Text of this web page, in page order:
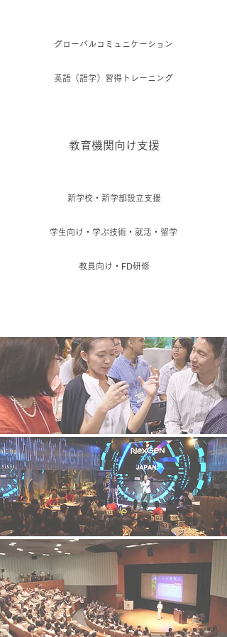
グローバルコミュニケーション
英語（語学）習得トレーニング
教育機関向け支援
新学校・新学部設立支援
学生向け・学ぶ技術・就活・留学
教員向け・FD研修